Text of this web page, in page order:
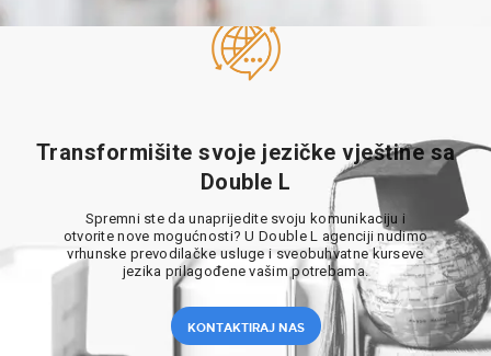
Transformišite svoje jezičke vještine sa
Double L
Spremni ste da unaprijedite svoju komunikaciju i
otvorite nove mogućnosti? U Double L agenciji nudimo
vrhunske prevodilačke usluge i sveobuhvatne kurseve
jezika prilagođene vašim potrebama.
KONTAKTIRAJ NAS